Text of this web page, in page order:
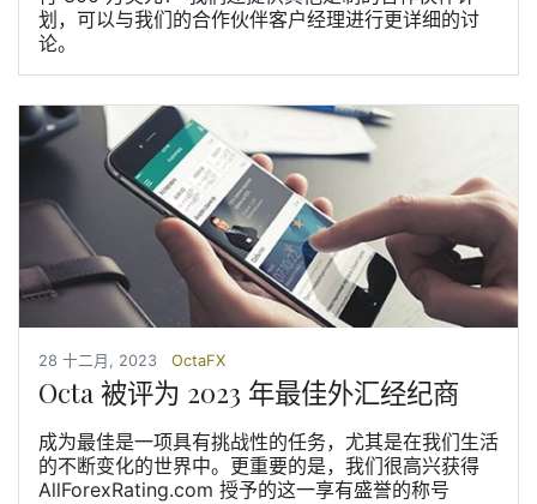
划，可以与我们的合作伙伴客户经理进行更详细的讨
论。
28 十二月, 2023 OctaFX
Octa 被评为 2023 年最佳外汇经纪商
成为最佳是一项具有挑战性的任务，尤其是在我们生活
的不断变化的世界中。更重要的是，我们很高兴获得
AllForexRating.com 授予的这一享有盛誉的称号